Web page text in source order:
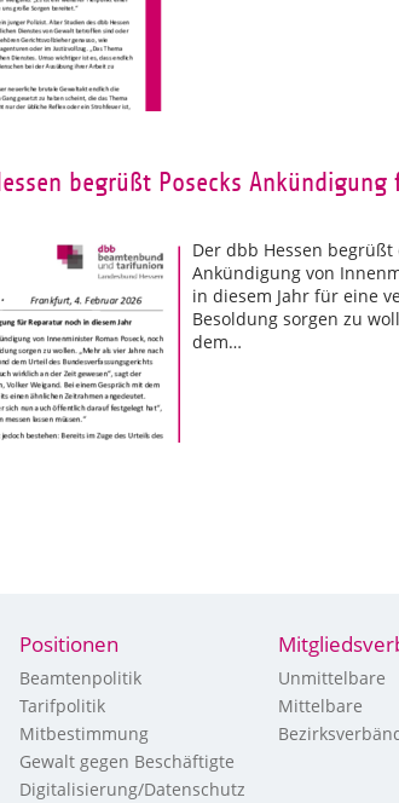
begrüßt Posecks
Der dbb Hessen
Ankündigung von
in diesem Jahr für eine
Besoldung sorgen zu
dem…
Positionen
Beamtenpolitik
Tarifpolitik
Mitbestimmung
Gewalt gegen Beschäftigte
Digitalisierung/Datenschutz
Unmittelbare
Mittelbare